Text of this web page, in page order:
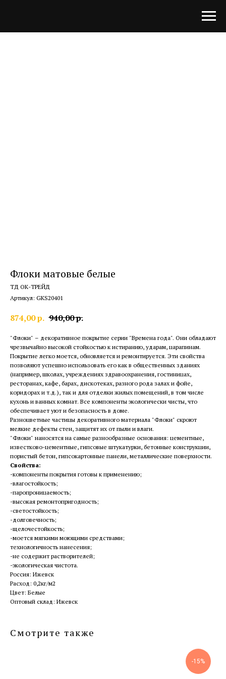
Флоки матовые белые
ТД ОК-ТРЕЙД
Артикул: GKS20401
874,00р. 940,00р.
"Флоки" – декоративное покрытие серии "Времена года". Они обладают
чрезвычайно высокой стойкостью к истиранию, ударам, царапинам.
Покрытие легко моется, обновляется и ремонтируется. Эти свойства
позволяют успешно использовать его как в общественных зданиях
(например, школах, учреждениях здравоохранения, гостиницах,
ресторанах, кафе, барах, дискотеках, разного рода залах и фойе,
коридорах и т.д.), так и для отделки жилых помещений, в том числе
кухонь и ванных комнат. Все компоненты экологически чисты, что
обеспечивает уют и безопасность в доме.
Разноцветные частицы декоративного материала "Флоки" скроют
мелкие дефекты стен, защитят их от пыли и влаги.
"Флоки" наносятся на самые разнообразные основания: цементные,
известково-цементные, гипсовые штукатурки, бетонные конструкции,
пористый бетон, гипсокартонные панели, металлические поверхности.
Свойства:
-компоненты покрытия готовы к применению;
-влагостойкость;
-паропроницаемость;
-высокая ремонтопригодность;
-светостойкость;
-долговечность;
-щелочестойкость;
-моется мягкими моющими средствами;
технологичность нанесения;
-не содержит растворителей;
-экологическая чистота.
Россия: Ижевск
Расход: 0,2кг/м2
Цвет: Белые
Оптовый склад: Ижевск
Смотрите также
-15%